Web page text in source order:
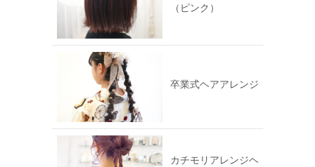
ま
す)
（ピンク）
卒業式ヘアアレンジ
カチモリアレンジヘ